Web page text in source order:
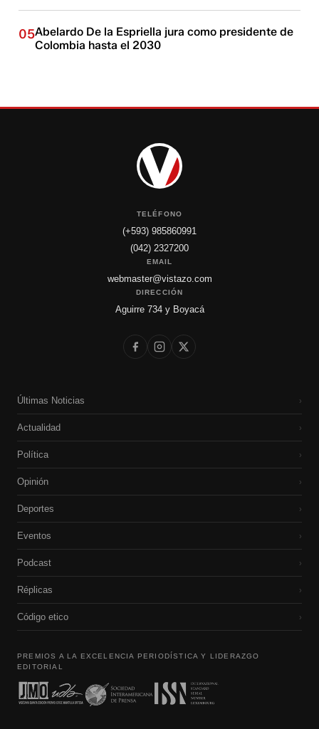
05Abelardo De la Espriella jura como presidente de
Colombia hasta el 2030
TELÉFONO
(+593) 985860991
(042) 2327200
EMAIL
webmaster@vistazo.com
DIRECCIÓN
Aguirre 734 y Boyacá
Últimas Noticias ›
Actualidad ›
Política ›
Opinión ›
Deportes ›
Eventos ›
Podcast ›
Réplicas ›
Código etico ›
PREMIOS A LA EXCELENCIA PERIODÍSTICA Y LIDERAZGO
EDITORIAL